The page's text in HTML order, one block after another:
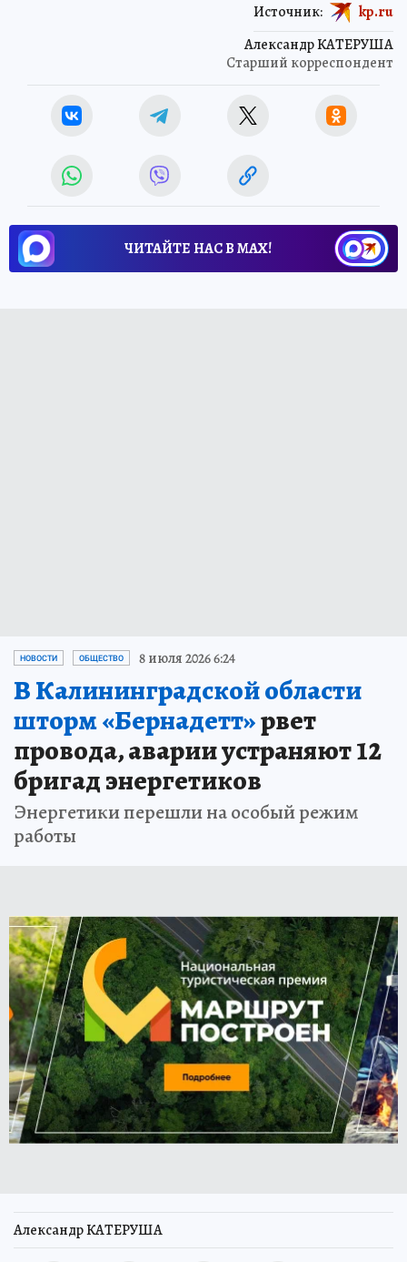
Александр КАТЕРУША
Старший корреспондент
Источник: kp.ru
ЧИТАЙТЕ НАС В МАХ!
НОВОСТИ ОБЩЕСТВО 8 июля 2026 6:24
В Калининградской области
шторм «Бернадетт»рвет
провода, аварии устраняют 12
бригад энергетиков
Энергетики перешли на особый режим
работы
Александр КАТЕРУША